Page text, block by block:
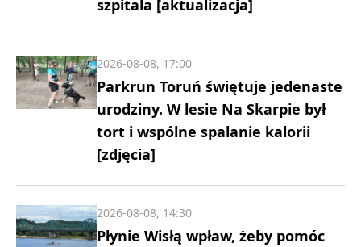
szpitala [aktualizacja]
Parkrun Toruń świętuje jedenaste
urodziny. W lesie Na Skarpie był
tort i wspólne spalanie kalorii
[zdjęcia]
2026-08-08, 17:00
Płynie Wisłą wpław, żeby pomóc
2026-08-08, 14:30